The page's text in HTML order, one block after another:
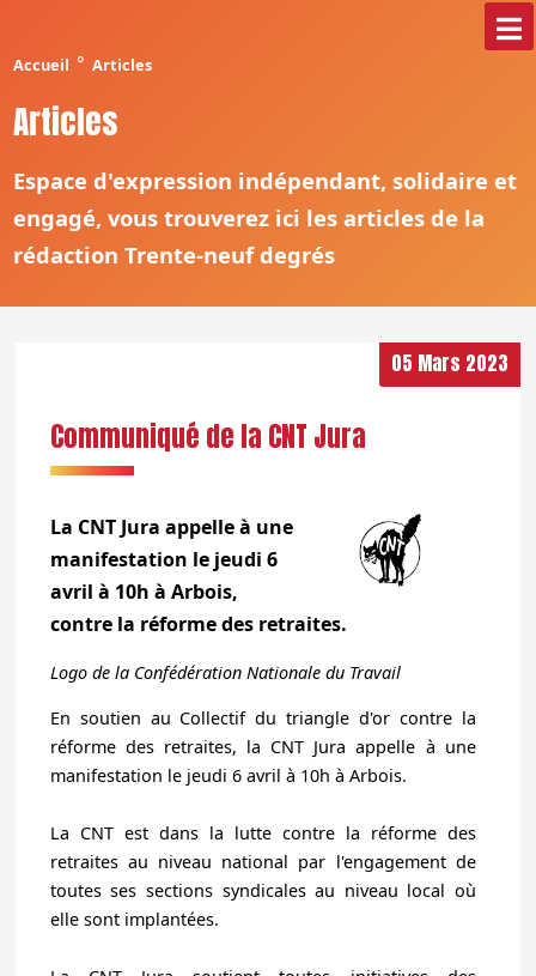
Accueil ° Articles
Articles
Espace d'expression indépendant, solidaire et
engagé, vous trouverez ici les articles de la
rédaction Trente-neuf degrés
05 Mars 2023
Communiqué de la CNT Jura
La CNT Jura appelle à une
manifestation le jeudi 6
avril à 10h à Arbois,
contre la réforme des retraites.
Logo de la Confédération Nationale du Travail
En soutien au Collectif du triangle d'or contre la
réforme des retraites, la CNT Jura appelle à une
manifestation le jeudi 6 avril à 10h à Arbois.
La CNT est dans la lutte contre la réforme des
retraites au niveau national par l'engagement de
toutes ses sections syndicales au niveau local où
elle sont implantées.